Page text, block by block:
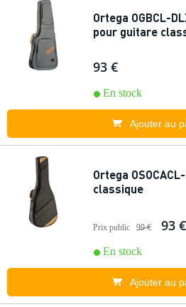
Ortega OGBCL-
pour guitare
93 €
En stock
Ajouter au
Ortega
classique
Prix public 99 € 93 €
En stock
Ajouter au